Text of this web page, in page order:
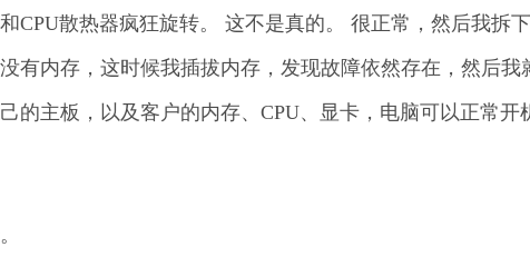
CPU散热器疯狂旋转。 这不是真的。 很正常，然后我拆
有内存，这时候我插拔内存，发现故障依然存在，然后我
的主板，以及客户的内存、CPU、显卡，电脑可以正常开